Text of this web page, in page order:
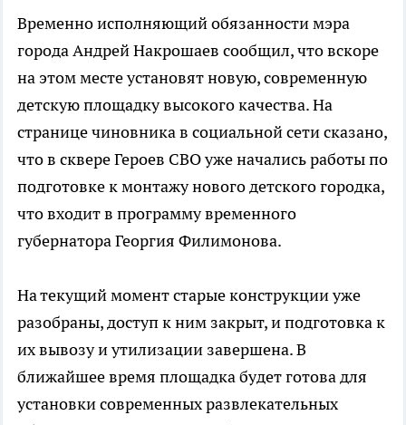
Временно исполняющий обязанности мэра
города Андрей Накрошаев сообщил, что вскоре
на этом месте установят новую, современную
детскую площадку высокого качества. На
странице чиновника в социальной сети сказано,
что в сквере Героев СВО уже начались работы по
подготовке к монтажу нового детского городка,
что входит в программу временного
губернатора Георгия Филимонова.
На текущий момент старые конструкции уже
разобраны, доступ к ним закрыт, и подготовка к
их вывозу и утилизации завершена. В
ближайшее время площадка будет готова для
установки современных развлекательных